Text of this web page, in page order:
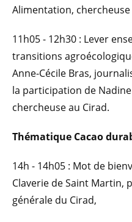
Alimentation, chercheuse
11h05 - 12h30 : Lever
transitions
Anne-Cécile Bras,
la participation de
chercheuse au Cirad.
Thématique Cacao
14h - 14h05 : Mot de
Claverie de Saint Martin,
générale du Cirad,